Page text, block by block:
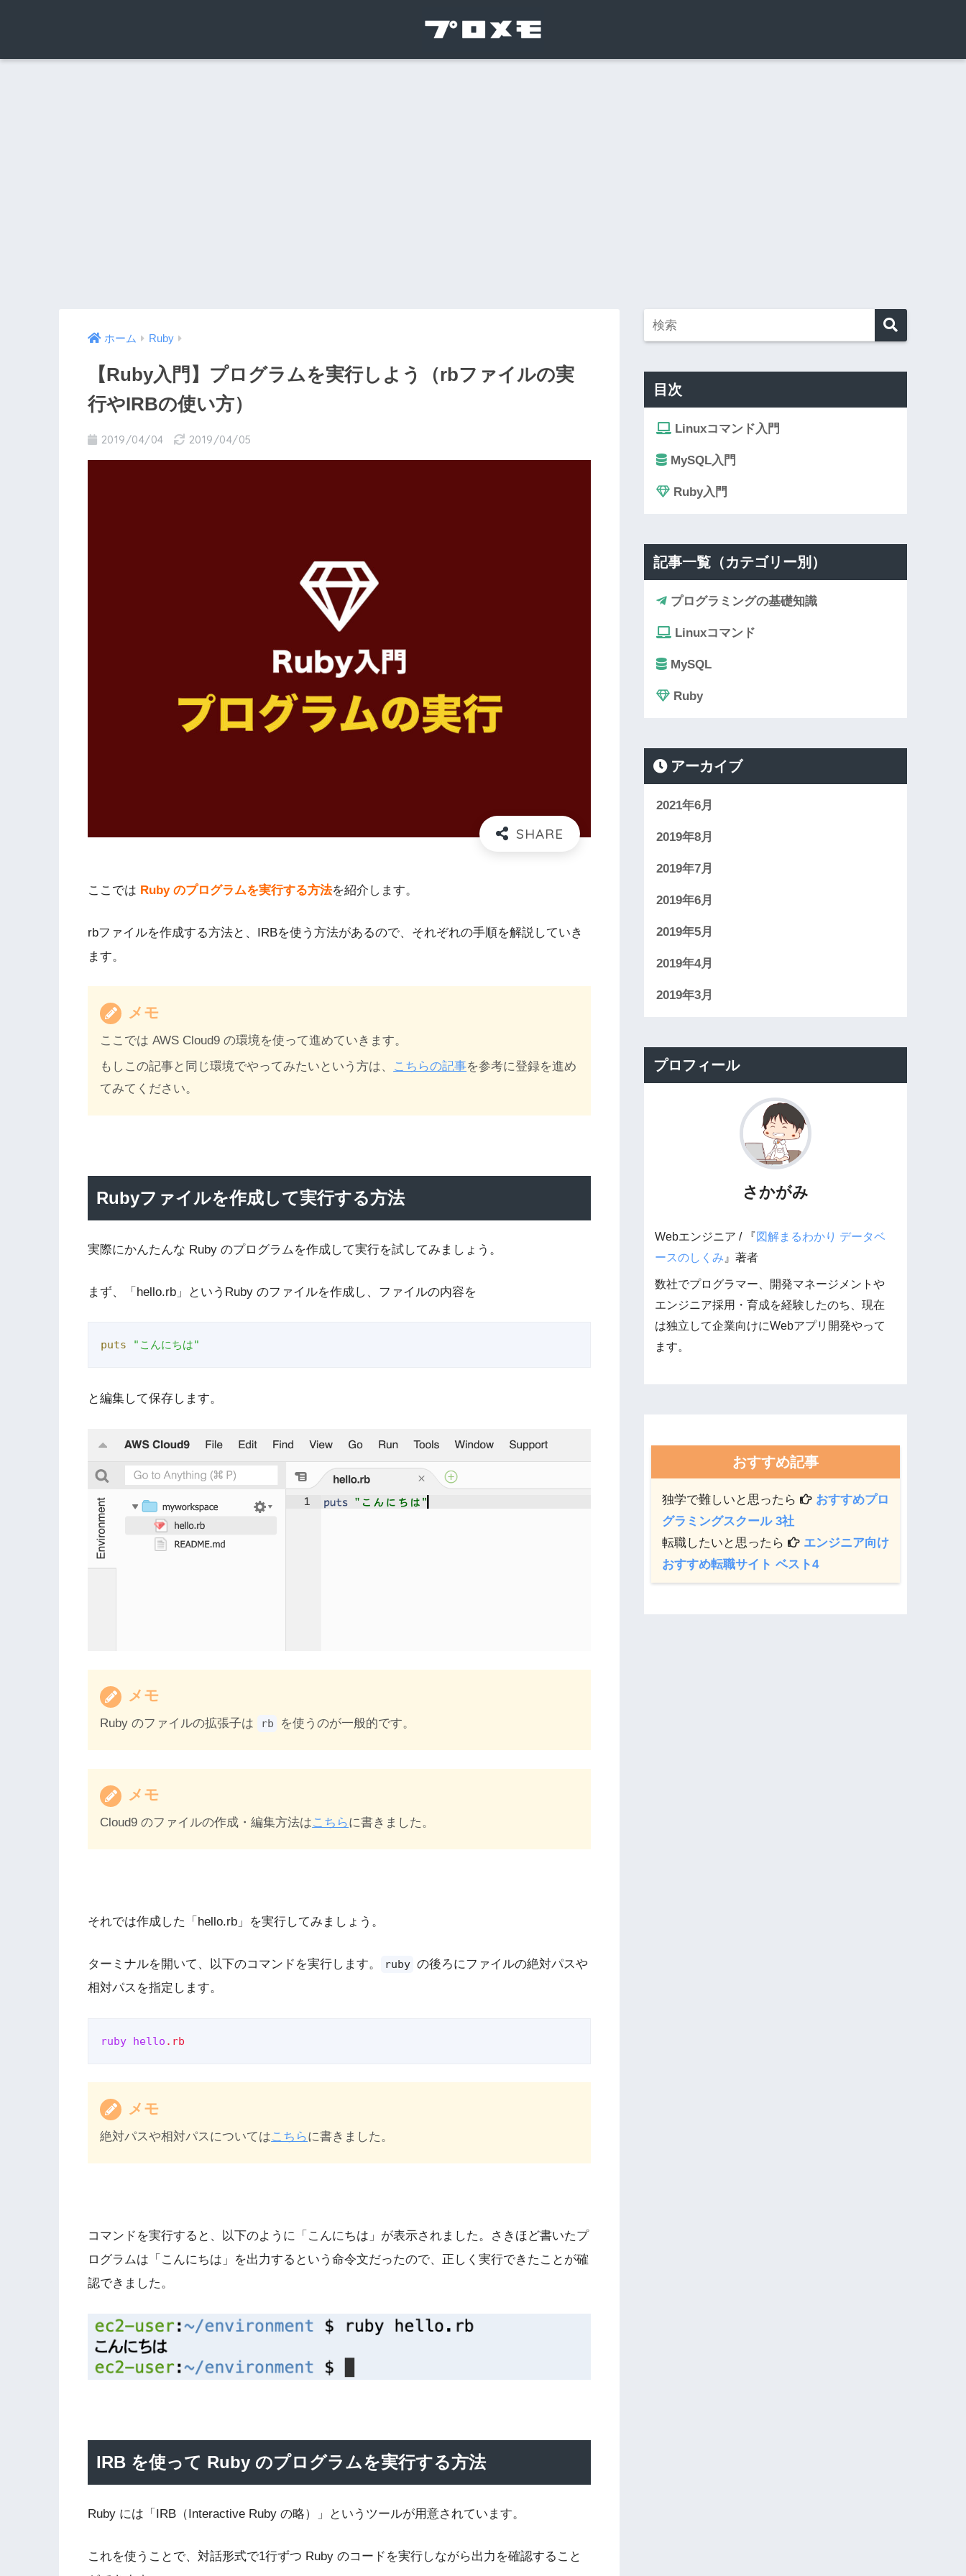
ホーム Ruby
【Ruby入門】プログラムを実行しよう（rbファイルの実
行やIRBの使い方）
2019/04/04 2019/04/05
ここでは Ruby のプログラムを実行する方法を紹介します。
rbファイルを作成する方法と、IRBを使う方法があるので、それぞれの手順を解説していき
ます。
メモ
ここでは AWS Cloud9 の環境を使って進めていきます。
もしこの記事と同じ環境でやってみたいという方は、 こちらの記事を参考に登録を進め
てみてください。
Rubyファイルを作成して実行する方法
実際にかんたんな Ruby のプログラムを作成して実行を試してみましょう。
まず、「hello.rb」というRuby のファイルを作成し、ファイルの内容を
puts "こんにちは"
と編集して保存します。
メモ
Ruby のファイルの拡張子は rb を使うのが一般的です。
メモ
Cloud9 のファイルの作成・編集方法はこちらに書きました。
それでは作成した「hello.rb」を実行してみましょう。
ターミナルを開いて、以下のコマンドを実行します。 ruby の後ろにファイルの絶対パスや
相対パスを指定します。
ruby hello .rb
メモ
絶対パスや相対パスについてはこちらに書きました。
コマンドを実行すると、以下のように「こんにちは」が表示されました。さきほど書いたプ
ログラムは「こんにちは」を出力するという命令文だったので、正しく実行できたことが確
認できました。
IRB を使って Ruby のプログラムを実行する方法
Ruby には「IRB（Interactive Ruby の略）」というツールが用意されています。
これを使うことで、対話形式で1行ずつ Ruby のコードを実行しながら出力を確認すること
目次
Linuxコマンド入門
MySQL入門
Ruby入門
記事一覧（カテゴリー別）
プログラミングの基礎知識
Linuxコマンド
MySQL
Ruby
アーカイブ
2021年6月
2019年8月
2019年7月
2019年6月
2019年5月
2019年4月
2019年3月
プロフィール
さかがみ
Webエンジニア / 『図解まるわかり データベ
ースのしくみ 』著者
数社でプログラマー、開発マネージメントや
エンジニア採用・育成を経験したのち、現在
は独立して企業向けにWebアプリ開発やって
ます。
おすすめ記事
独学で難しいと思ったら
おすすめプロ
グラミングスクール 3社
転職したいと思ったら
エンジニア向け
おすすめ転職サイト ベスト4